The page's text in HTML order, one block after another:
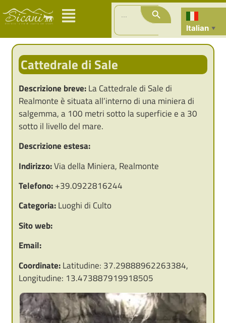
Search
for:
Search Button
Italian ▼
Cattedrale di Sale
Descrizione breve:La Cattedrale di Sale di
Realmonte è situata all’interno di una miniera di
salgemma, a 100 metri sotto la superficie e a 30
sotto il livello del mare.
Descrizione estesa:
Indirizzo:Via della Miniera, Realmonte
Telefono:+39.0922816244
Categoria:Luoghi di Culto
Sito web:
Email:
Coordinate:Latitudine: 37.29888962263384,
Longitudine: 13.473887919918505